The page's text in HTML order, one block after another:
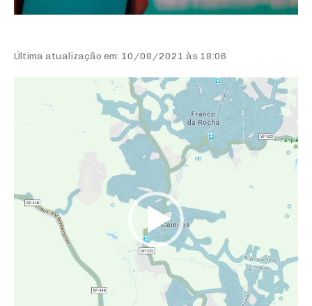
Última atualização em: 10/08/2021 às 18:06